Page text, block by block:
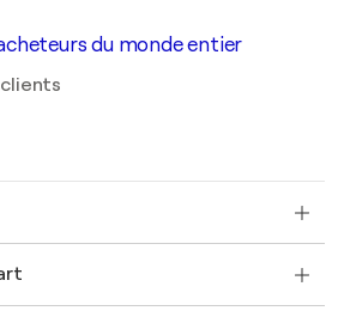
du monde entier
clients